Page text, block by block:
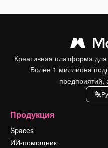
Креативная платформа
Более 1 миллиона
предприятий,
Продукция
Spaces
ИИ-помощник